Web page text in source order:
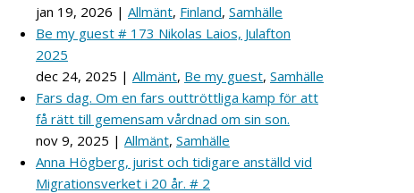
jan 19, 2026 | Allmänt, Finland, Samhälle
Be my guest # 173 Nikolas Laios, Julafton
2025
dec 24, 2025 | Allmänt, Be my guest, Samhälle
Fars dag. Om en fars outtröttliga kamp för att
få rätt till gemensam vårdnad om sin son.
nov 9, 2025 | Allmänt, Samhälle
Anna Högberg, jurist och tidigare anställd vid
Migrationsverket i 20 år. # 2